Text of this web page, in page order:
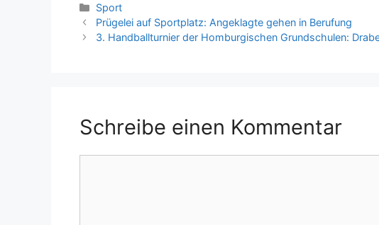
Kategorien
Sport
Prügelei auf Sportplatz: Angeklagte gehen in Berufung
3. Handballturnier der Homburgischen Grundschulen:
Schreibe einen Kommentar